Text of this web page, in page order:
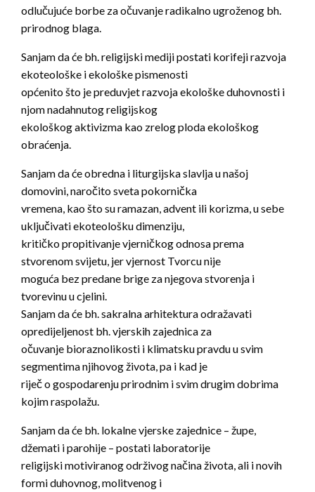
odlučujuće borbe za očuvanje radikalno ugroženog bh.
prirodnog blaga.
Sanjam da će bh. religijski mediji postati korifeji razvoja
ekoteološke i ekološke pismenosti
općenito što je preduvjet razvoja ekološke duhovnosti i
njom nadahnutog religijskog
ekološkog aktivizma kao zrelog ploda ekološkog
obraćenja.
Sanjam da će obredna i liturgijska slavlja u našoj
domovini, naročito sveta pokornička
vremena, kao što su ramazan, advent ili korizma, u sebe
uključivati ekoteološku dimenziju,
kritičko propitivanje vjerničkog odnosa prema
stvorenom svijetu, jer vjernost Tvorcu nije
moguća bez predane brige za njegova stvorenja i
tvorevinu u cjelini.
Sanjam da će bh. sakralna arhitektura odražavati
opredijeljenost bh. vjerskih zajednica za
očuvanje bioraznolikosti i klimatsku pravdu u svim
segmentima njihovog života, pa i kad je
riječ o gospodarenju prirodnim i svim drugim dobrima
kojim raspolažu.
Sanjam da će bh. lokalne vjerske zajednice – župe,
džemati i parohije – postati laboratorije
religijski motiviranog održivog načina života, ali i novih
formi duhovnog, molitvenog i